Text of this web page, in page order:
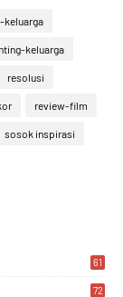
keluarga
keluarga
resolusi
review-film
sosok inspirasi
61
72